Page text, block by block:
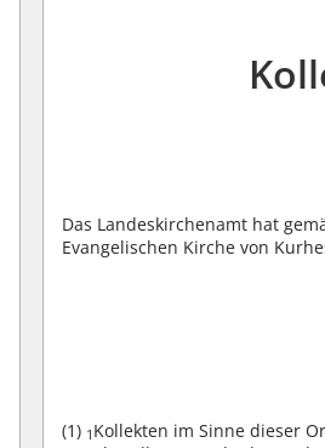
Das Landeskirchenamt hat
Evangelischen Kirche von
(1) 1 Kollekten im Sinne dieser